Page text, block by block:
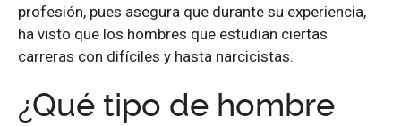
profesión, pues asegura que durante su experiencia,
ha visto que los hombres que estudian ciertas
carreras con difíciles y hasta narcicistas.
¿Qué tipo de hombre